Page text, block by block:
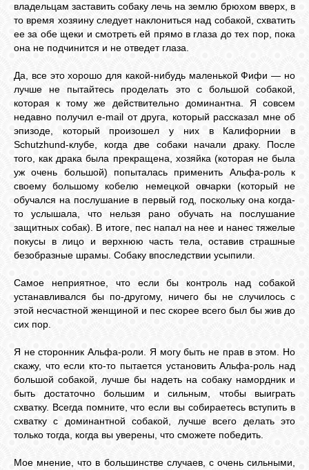
владельцам заставить собаку лечь на землю брюхом вверх, в
то время хозяину следует наклониться над собакой, схватить
ее за обе щеки и смотреть ей прямо в глаза до тех пор, пока
она не подчинится и не отведет глаза.
Да, все это хорошо для какой-нибудь маленькой Фифи — но
лучше не пытайтесь проделать это с большой собакой,
которая к тому же действительно доминантна. Я совсем
недавно получил e-mail от друга, который рассказал мне об
эпизоде, который произошел у них в Калифорнии в
Schutzhund-клубе, когда две собаки начали драку. После
того, как драка была прекращена, хозяйка (которая не была
уж очень большой) попыталась применить Альфа-роль к
своему большому кобелю немецкой овчарки (который не
обучался на послушание в первый год, поскольку она когда-
то услышала, что нельзя рано обучать на послушание
защитных собак). В итоге, пес напал на нее и нанес тяжелые
покусы в лицо и верхнюю часть тела, оставив страшные
безобразные шрамы. Собаку впоследствии усыпили.
Самое неприятное, что если бы контроль над собакой
устанавливался бы по-другому, ничего бы не случилось с
этой несчастной женщиной и пес скорее всего был бы жив до
сих пор.
Я не сторонник Альфа-роли. Я могу быть не прав в этом. Но
скажу, что если кто-то пытается установить Альфа-роль над
большой собакой, лучше бы надеть на собаку намордник и
быть достаточно большим и сильным, чтобы выиграть
схватку. Всегда помните, что если вы собираетесь вступить в
схватку с доминантной собакой, лучше всего делать это
только тогда, когда вы уверены, что сможете победить.
Мое мнение, что в большинстве случаев, с очень сильными,